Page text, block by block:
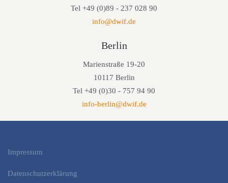
Tel +49 (0)89 - 237 028 90
info@dwif.de
Berlin
Marienstraße 19-20
10117 Berlin
Tel +49 (0)30 - 757 94 90
info-berlin@dwif.de
Impressum
Datenschutzerklärung